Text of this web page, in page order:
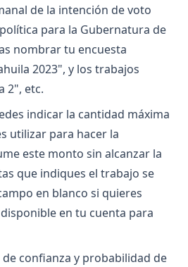
de la intención de voto
para la Gubernatura de
nombrar tu encuesta
2023", y los trabajos
2", etc.
indicar la cantidad máxima
utilizar para hacer la
este monto sin alcanzar la
que indiques el trabajo se
en blanco si quieres
en tu cuenta para
confianza y probabilidad de